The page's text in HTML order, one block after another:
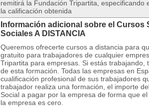
remitirá la Fundación Tripartita,
la calificación obtenida
Información adicional sobre el Cursos
Sociales A DISTANCIA
Queremos ofrecerte cursos a distancia para
gratuito para trabajadores de cualquier
Tripartita para empresas. Si estás
de esta formación. Todas las empresas en
cualificación profesional de sus trabajadores
trabajador realiza una formación, el importe
Social a pagar por la empresa de forma que
la empresa es cero.